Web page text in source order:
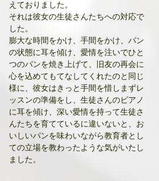
えておりました。
それは彼女の生徒さんたちへの対応で
した。
膨大な時間をかけ、手間をかけ、パン
の状態に耳を傾け、愛情を注いでひと
つのパンを焼き上げて、旧友の再会に
心を込めてもてなしてくれたのと同じ
様に、彼女はきっと手間を惜しまずレ
ッスンの準備をし、生徒さんのピアノ
に耳を傾け、深い愛情を持って生徒さ
んたちを育てているに違いないと、お
いしいパンを味わいながら教育者とし
ての立場を教わったような気がいたし
ました。